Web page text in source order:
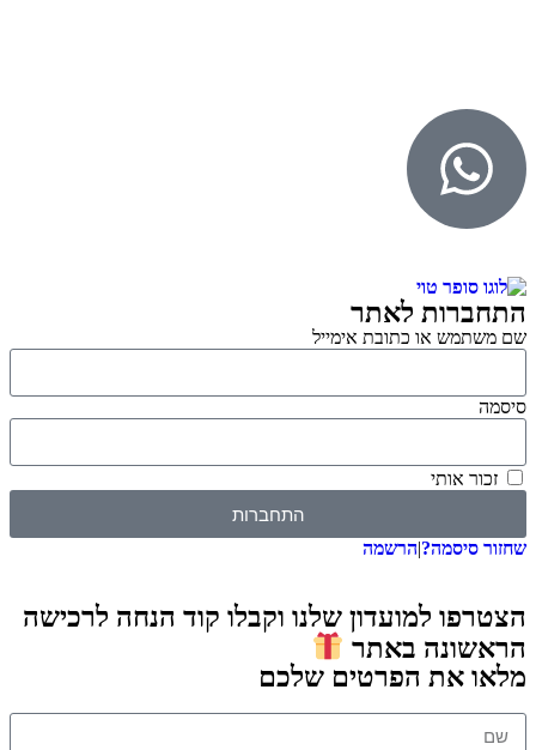
התחברות לאתר
שם משתמש או כתובת אימייל
סיסמה
זכור אותי
התחברות
שחזור סיסמה?|הרשמה
הצטרפו למועדון שלנו וקבלו קוד הנחה לרכישה
הראשונה באתר
מלאו את הפרטים שלכם